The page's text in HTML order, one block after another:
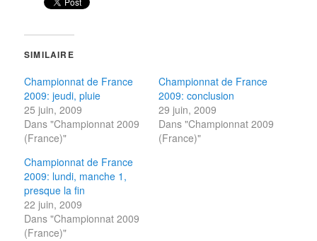
SIMILAIRE
Championnat de France
2009: jeudi, pluie
25 juin, 2009
Dans "Championnat 2009
(France)"
Championnat de France
2009: conclusion
29 juin, 2009
Dans "Championnat 2009
(France)"
Championnat de France
2009: lundi, manche 1,
presque la fin
22 juin, 2009
Dans "Championnat 2009
(France)"